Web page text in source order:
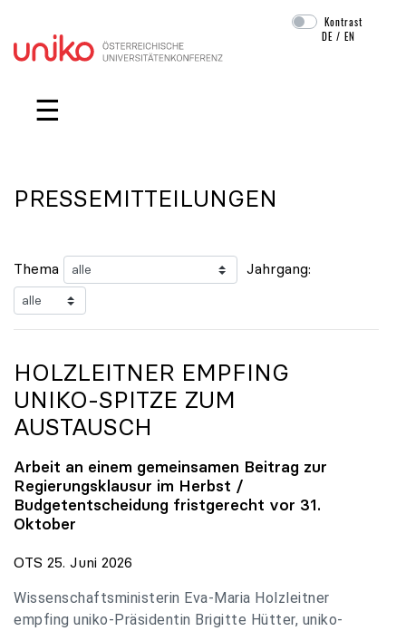
Navigation überspringen
Kontrast
DE /EN
☰
PRESSEMITTEILUNGEN
Thema Jahrgang:
HOLZLEITNER EMPFING
UNIKO-SPITZE ZUM
AUSTAUSCH
Arbeit an einem gemeinsamen Beitrag zur
Regierungsklausur im Herbst /
Budgetentscheidung fristgerecht vor 31.
Oktober
OTS 25. Juni 2026
Wissenschaftsministerin Eva-Maria Holzleitner
empfing uniko-Präsidentin Brigitte Hütter, uniko-